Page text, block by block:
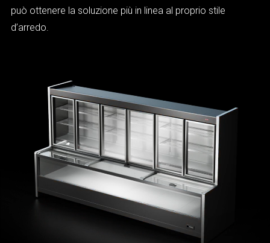
può ottenere la soluzione più in linea al proprio stile
d’arredo.